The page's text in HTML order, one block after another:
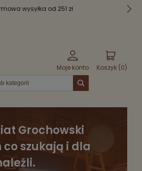
Bezpieczne pakowanie
Moje konto Koszyk (0)
Grochowski
szukają i dla